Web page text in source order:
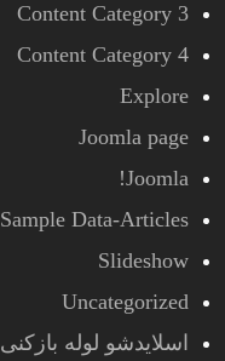
Content Category 3
Content Category 4
Explore
Joomla page
Joomla!
Sample Data-Articles
Slideshow
Uncategorized
اسلایدشو لوله بازکنی